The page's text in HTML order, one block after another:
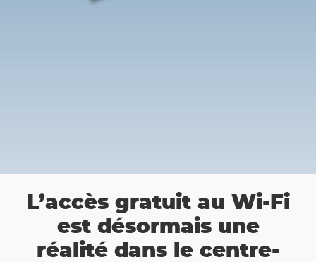
au Wi-Fi
une
centre-
👉 Balade
Roche :
chasse au